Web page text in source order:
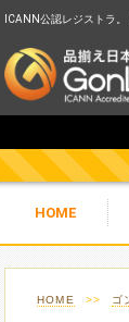
ICANN公認レジストラ
HOME
HOME >> ゴ